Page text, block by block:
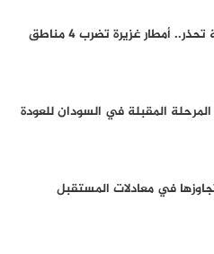
الأرصاد السودانية تحذر.. أمطار غزيرة تضرب 4 مناطق
المقبلة في السودان للعودة
في معادلات المستقبل